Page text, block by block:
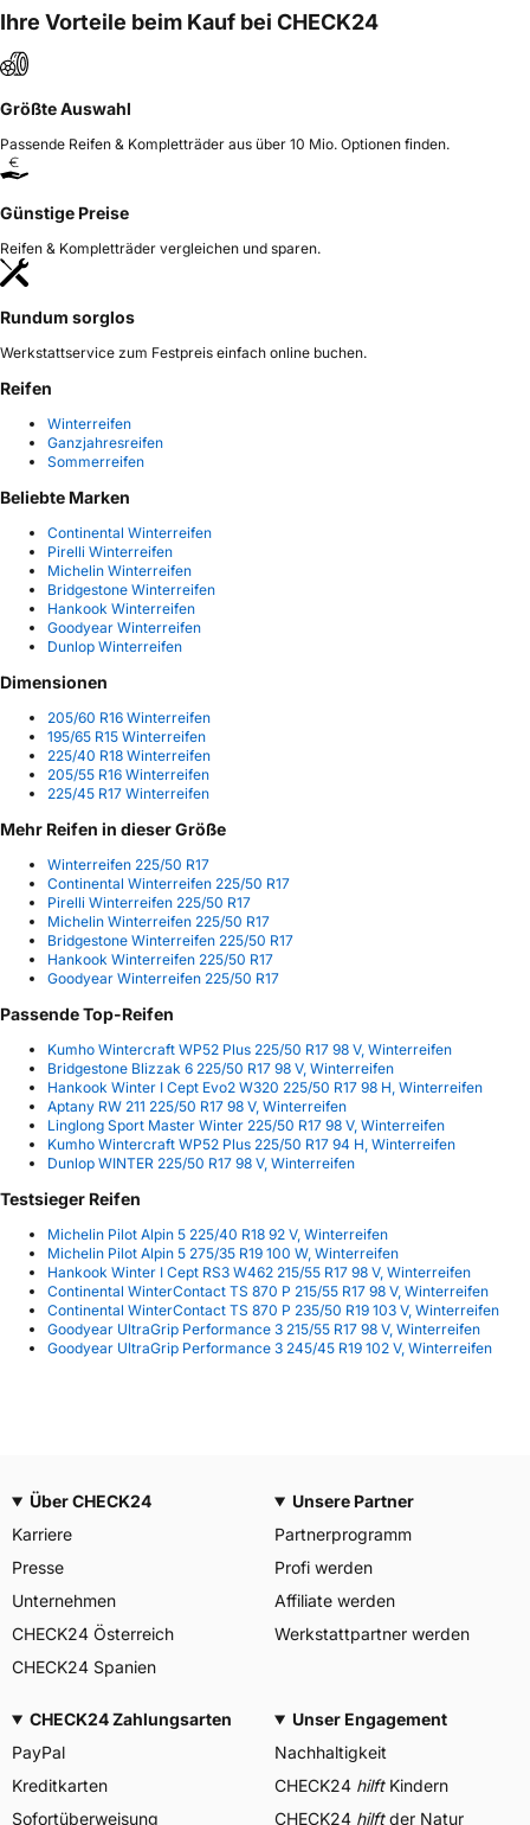
Ihre Vorteile beim Kauf bei CHECK24
Größte Auswahl
Passende Reifen & Kompletträder aus über 10 Mio. Optionen finden.
Günstige Preise
Reifen & Kompletträder vergleichen und sparen.
Rundum sorglos
Werkstattservice zum Festpreis einfach online buchen.
Reifen
Winterreifen
Ganzjahresreifen
Sommerreifen
Beliebte Marken
Continental Winterreifen
Pirelli Winterreifen
Michelin Winterreifen
Bridgestone Winterreifen
Hankook Winterreifen
Goodyear Winterreifen
Dunlop Winterreifen
Dimensionen
205/60 R16 Winterreifen
195/65 R15 Winterreifen
225/40 R18 Winterreifen
205/55 R16 Winterreifen
225/45 R17 Winterreifen
Mehr Reifen in dieser Größe
Winterreifen 225/50 R17
Continental Winterreifen 225/50 R17
Pirelli Winterreifen 225/50 R17
Michelin Winterreifen 225/50 R17
Bridgestone Winterreifen 225/50 R17
Hankook Winterreifen 225/50 R17
Goodyear Winterreifen 225/50 R17
Passende Top-Reifen
Kumho Wintercraft WP52 Plus 225/50 R17 98 V, Winterreifen
Bridgestone Blizzak 6 225/50 R17 98 V, Winterreifen
Hankook Winter I Cept Evo2 W320 225/50 R17 98 H, Winterreifen
Aptany RW 211 225/50 R17 98 V, Winterreifen
Linglong Sport Master Winter 225/50 R17 98 V, Winterreifen
Kumho Wintercraft WP52 Plus 225/50 R17 94 H, Winterreifen
Dunlop WINTER 225/50 R17 98 V, Winterreifen
Testsieger Reifen
Michelin Pilot Alpin 5 225/40 R18 92 V, Winterreifen
Michelin Pilot Alpin 5 275/35 R19 100 W, Winterreifen
Hankook Winter I Cept RS3 W462 215/55 R17 98 V, Winterreifen
Continental WinterContact TS 870 P 215/55 R17 98 V, Winterreifen
Continental WinterContact TS 870 P 235/50 R19 103 V, Winterreifen
Goodyear UltraGrip Performance 3 215/55 R17 98 V, Winterreifen
Goodyear UltraGrip Performance 3 245/45 R19 102 V, Winterreifen
Über CHECK24
Karriere
Presse
Unternehmen
CHECK24 Österreich
CHECK24 Spanien
Unsere Partner
Partnerprogramm
Profi werden
Affiliate werden
Werkstattpartner werden
CHECK24 Zahlungsarten
PayPal
Kreditkarten
Sofortüberweisung
Unser Engagement
Nachhaltigkeit
CHECK24 hilftKindern
CHECK24 hilftder Natur